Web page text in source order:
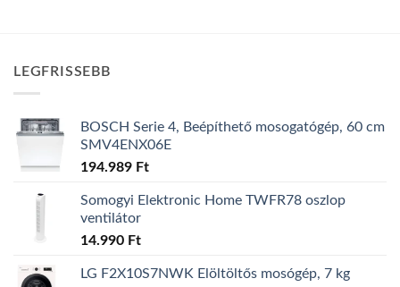
LEGFRISSEBB
BOSCH Serie 4, Beépíthető mosogatógép, 60 cm
SMV4ENX06E
194.989 Ft
Somogyi Elektronic Home TWFR78 oszlop
ventilátor
14.990 Ft
LG F2X10S7NWK Elöltöltős mosógép, 7 kg